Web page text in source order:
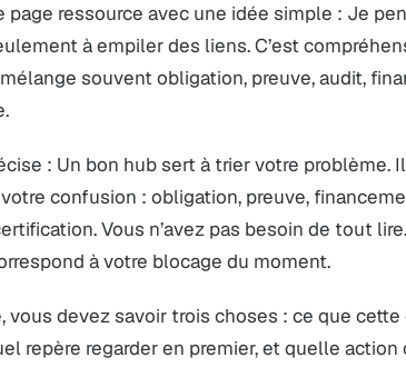
page ressource avec une idée simple : Je
à empiler des liens. C’est
souvent obligation, preuve, audit,
: Un bon hub sert à trier votre problème.
confusion : obligation, preuve,
Vous n’avez pas besoin de tout
à votre blocage du moment.
vous devez savoir trois choses : ce que
repère regarder en premier, et quelle